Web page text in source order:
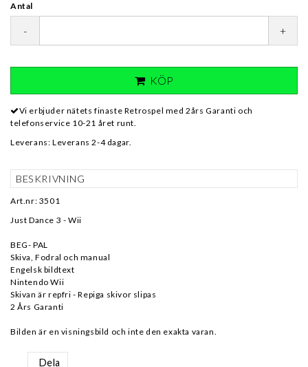
Antal
- +
KÖP
Vi erbjuder nätets finaste Retrospel med 2års Garanti och
telefonservice 10-21 året runt.
Leverans: Leverans 2-4 dagar.
BESKRIVNING
Art.nr: 3501
Just Dance 3 - Wii
BEG- PAL
Skiva, Fodral och manual
Engelsk bildtext
Nintendo Wii
Skivan är repfri - Repiga skivor slipas
2 Års Garanti
Dela